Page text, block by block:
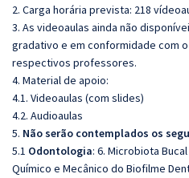
2. Carga horária prevista: 218
3. As videoaulas ainda não
gradativo e em conformidade com
respectivos professores.
4. Material de apoio:
4.1. Videoaulas (com slides)
4.2. Audioaulas
5. Não serão contemplados os
5.1 Odontologia: 6. Microbiota
Químico e Mecânico do Biofilme